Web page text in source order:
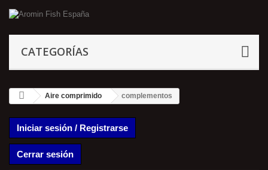
CATEGORÍAS
Aire comprimido complementos
Iniciar sesión / Registrarse
Cerrar sesión